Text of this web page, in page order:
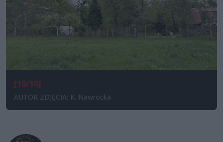
[10/10]
AUTOR ZDJĘCIA: K. Nawrocka